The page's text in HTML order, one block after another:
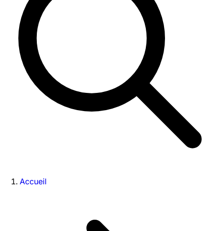
Accueil